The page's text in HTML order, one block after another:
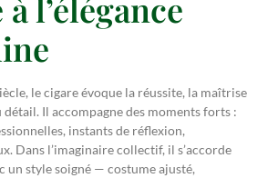
l’élégance
le cigare évoque la réussite, la maîtrise
détail. Il accompagne des moments forts :
instants de réflexion,
Dans l’imaginaire collectif, il s’accorde
un style soigné — costume ajusté,